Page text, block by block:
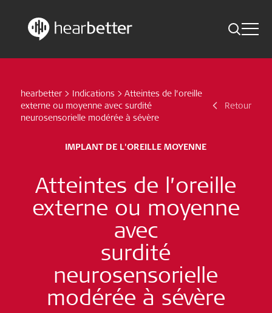
content
Toggle
Actualité scientifique
Recherche
hearbetter > Indications > Atteintes de l’oreille
externe ou moyenne avec surdité
neurosensorielle modérée à sévère
Retour
IMPLANT DE L'OREILLE MOYENNE
Atteintes de l’oreille
externe ou moyenne
avec
surdité
neurosensorielle
modérée à sévère